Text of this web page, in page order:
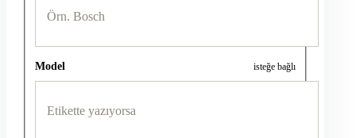
Model isteğe bağlı